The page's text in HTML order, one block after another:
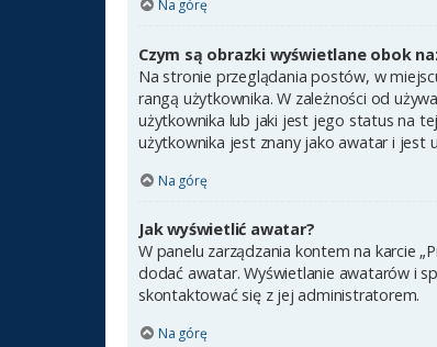
Na górę
Czym są obrazki wyświetlane obok
Na stronie przeglądania postów, w
rangą użytkownika. W zależności od
użytkownika lub jaki jest jego status na
użytkownika jest znany jako awatar i jest
Na górę
Jak wyświetlić awatar?
W panelu zarządzania kontem na karcie
dodać awatar. Wyświetlanie awatarów i
skontaktować się z jej administratorem.
Na górę